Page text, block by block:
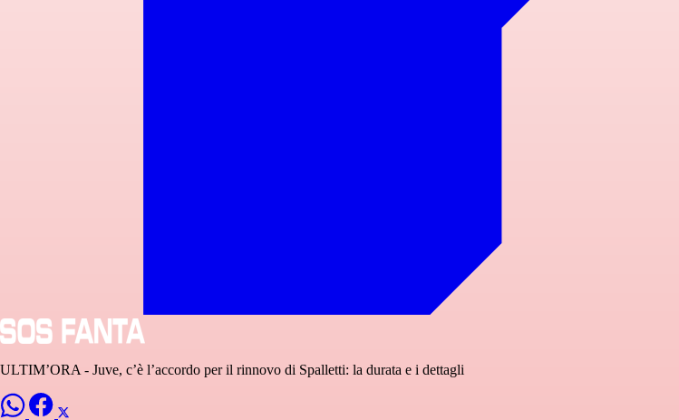
ULTIM’ORA - Juve, c’è l’accordo per il rinnovo di Spalletti: la durata e i dettagli